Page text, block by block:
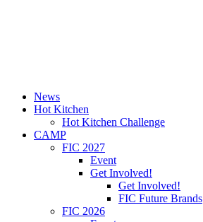
News
Hot Kitchen
Hot Kitchen Challenge
CAMP
FIC 2027
Event
Get Involved!
Get Involved!
FIC Future Brands
FIC 2026